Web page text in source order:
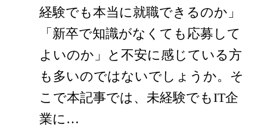
経験でも本当に就職できるのか」
「新卒で知識がなくても応募して
よいのか」と不安に感じている方
も多いのではないでしょうか。そ
こで本記事では、未経験でもIT企
業に…